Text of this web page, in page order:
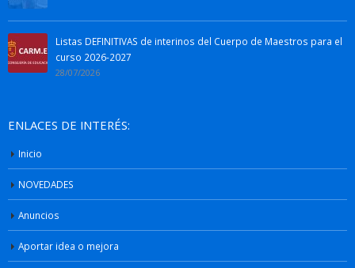
Listas DEFINITIVAS de interinos del Cuerpo de Maestros para el
curso 2026-2027
28/07/2026
ENLACES DE INTERÉS:
Inicio
NOVEDADES
Anuncios
Aportar idea o mejora